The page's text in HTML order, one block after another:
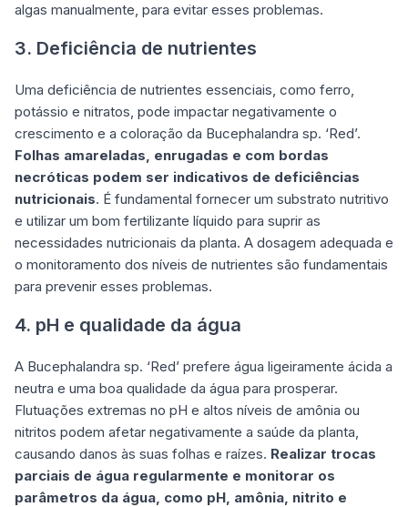
algas manualmente, para evitar esses problemas.
3. Deficiência de nutrientes
Uma deficiência de nutrientes essenciais, como ferro,
potássio e nitratos, pode impactar negativamente o
crescimento e a coloração da Bucephalandra sp. ‘Red’.
Folhas amareladas, enrugadas e com bordas
necróticas podem ser indicativos de deficiências
nutricionais. É fundamental fornecer um substrato nutritivo
e utilizar um bom fertilizante líquido para suprir as
necessidades nutricionais da planta. A dosagem adequada e
o monitoramento dos níveis de nutrientes são fundamentais
para prevenir esses problemas.
4. pH e qualidade da água
A Bucephalandra sp. ‘Red’ prefere água ligeiramente ácida a
neutra e uma boa qualidade da água para prosperar.
Flutuações extremas no pH e altos níveis de amônia ou
nitritos podem afetar negativamente a saúde da planta,
causando danos às suas folhas e raízes. Realizar trocas
parciais de água regularmente e monitorar os
parâmetros da água, como pH, amônia, nitrito e